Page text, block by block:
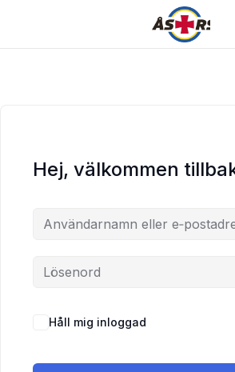
Hej, välkommen
Håll mig inloggad